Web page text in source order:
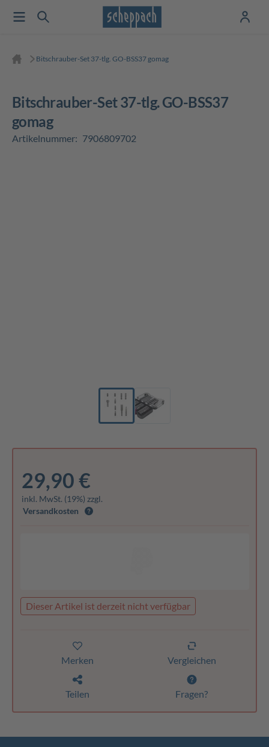
Bitschrauber-Set 37-tlg. GO-BSS37 gomag
Bitschrauber-Set 37-tlg. GO-BSS37
gomag
Artikelnummer: 7906809702
29,90 €
inkl. MwSt. (19%) zzgl.
Versandkosten
Dieser Artikel ist derzeit nicht verfügbar
Merken Vergleichen
Teilen Fragen?